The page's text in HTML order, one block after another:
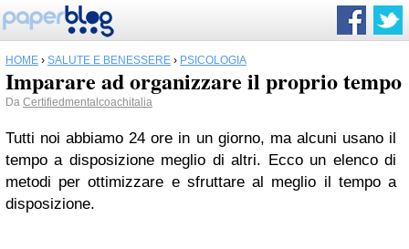
HOME › SALUTE E BENESSERE › PSICOLOGIA
Imparare ad organizzare il proprio tempo
Da Certifiedmentalcoachitalia
Tutti noi abbiamo 24 ore in un giorno, ma alcuni usano il
tempo a disposizione meglio di altri. Ecco un elenco di
metodi per ottimizzare e sfruttare al meglio il tempo a
disposizione.